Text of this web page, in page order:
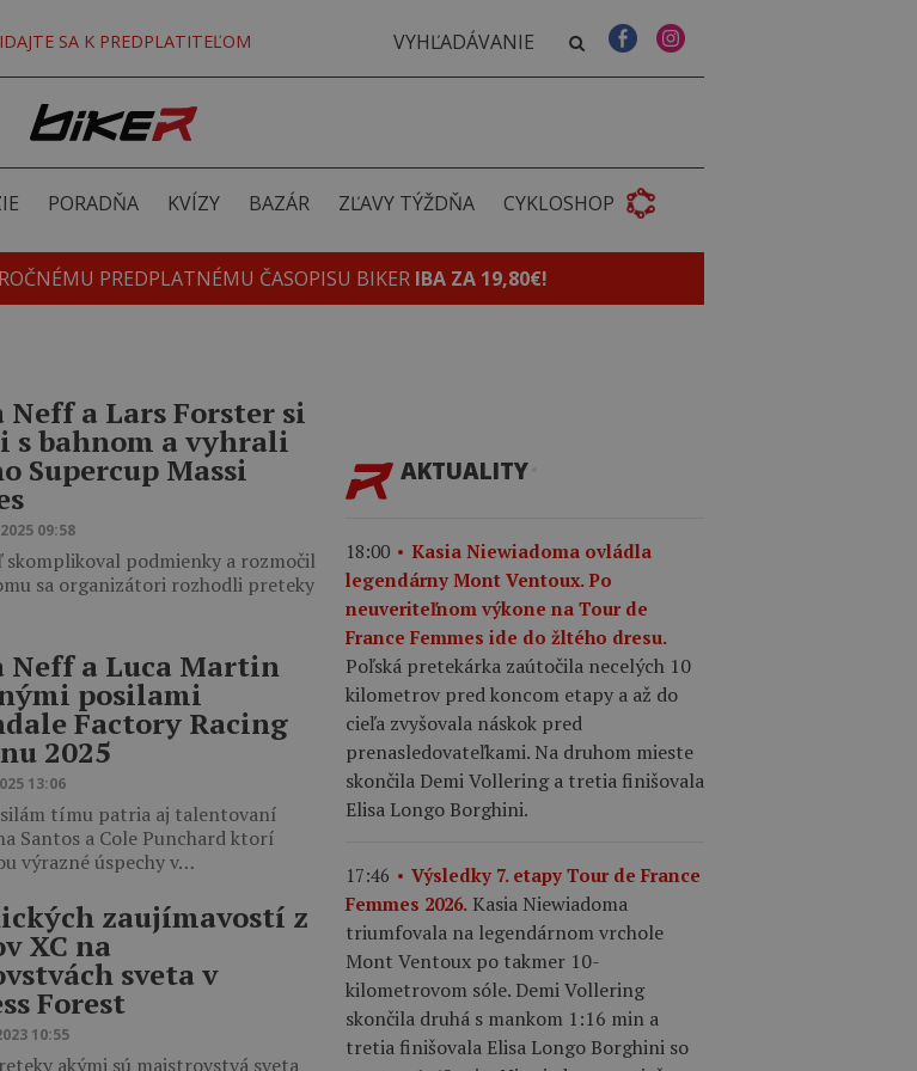
SA K PREDPLATITEĽOM
PORADŇA KVÍZY BAZÁR ZĽAVY TÝŽDŇA CYKLOSHOP
PREDPLATNÉMU ČASOPISU BIKER IBA ZA 19,80€!
Neff a Lars Forster si
s bahnom a vyhrali
Supercup Massi
09:58
skomplikoval podmienky a rozmočil
sa organizátori rozhodli preteky
Neff a Luca Martin
posilami
Factory Racing
2025
13:06
tímu patria aj talentovaní
Santos a Cole Punchard ktorí
výrazné úspechy v…
zaujímavostí z
XC na
sveta v
Forest
10:55
akými sú majstrovstvá sveta
AKTUALITY
18:00
Kasia Niewiadoma ovládla
legendárny Mont Ventoux. Po
neuveriteľnom výkone na Tour de
France Femmes ide do žltého dresu.
Poľská pretekárka zaútočila necelých 10
kilometrov pred koncom etapy a až do
cieľa zvyšovala náskok pred
prenasledovateľkami. Na druhom mieste
skončila Demi Vollering a tretia finišovala
Elisa Longo Borghini.
17:46
Výsledky 7. etapy Tour de France
Femmes 2026. Kasia Niewiadoma
triumfovala na legendárnom vrchole
Mont Ventoux po takmer 10-
kilometrovom sóle. Demi Vollering
skončila druhá s mankom 1:16 min a
tretia finišovala Elisa Longo Borghini so